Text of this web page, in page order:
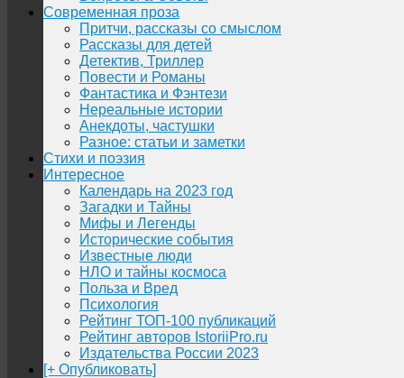
Современная проза
Притчи, рассказы со смыслом
Рассказы для детей
Детектив, Триллер
Повести и Романы
Фантастика и Фэнтези
Нереальные истории
Анекдоты, частушки
Разное: статьи и заметки
Стихи и поэзия
Интересное
Календарь на 2023 год
Загадки и Тайны
Мифы и Легенды
Исторические события
Известные люди
НЛО и тайны космоса
Польза и Вред
Психология
Рейтинг ТОП-100 публикаций
Рейтинг авторов IstoriiPro.ru
Издательства России 2023
[+ Опубликовать]